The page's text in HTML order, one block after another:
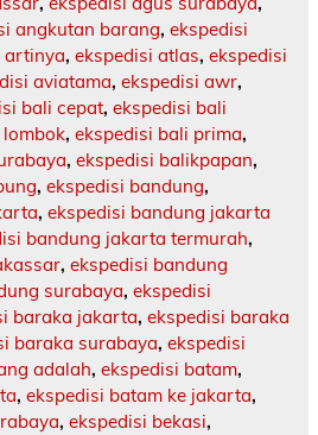
angkutan barang, ekspedisi
artinya, ekspedisi atlas, ekspedisi
aviatama, ekspedisi awr,
bali cepat, ekspedisi bali
, ekspedisi bali prima,
, ekspedisi balikpapan,
, ekspedisi bandung,
, ekspedisi bandung jakarta
bandung jakarta termurah,
, ekspedisi bandung
surabaya, ekspedisi
baraka jakarta, ekspedisi baraka
baraka surabaya, ekspedisi
adalah, ekspedisi batam,
, ekspedisi batam ke jakarta,
, ekspedisi bekasi,